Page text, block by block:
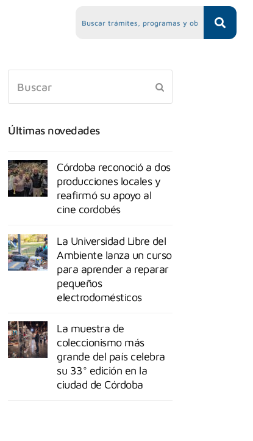
Últimas novedades
Córdoba reconoció a dos
producciones locales y
reafirmó su apoyo al
cine cordobés
La Universidad Libre del
Ambiente lanza un curso
para aprender a reparar
pequeños
electrodomésticos
La muestra de
coleccionismo más
grande del país celebra
su 33° edición en la
ciudad de Córdoba